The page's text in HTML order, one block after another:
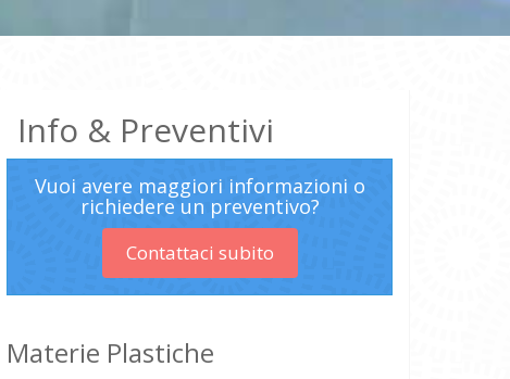
Info & Preventivi
Vuoi avere maggiori informazioni o
richiedere un preventivo?
Contattaci subito
Materie Plastiche